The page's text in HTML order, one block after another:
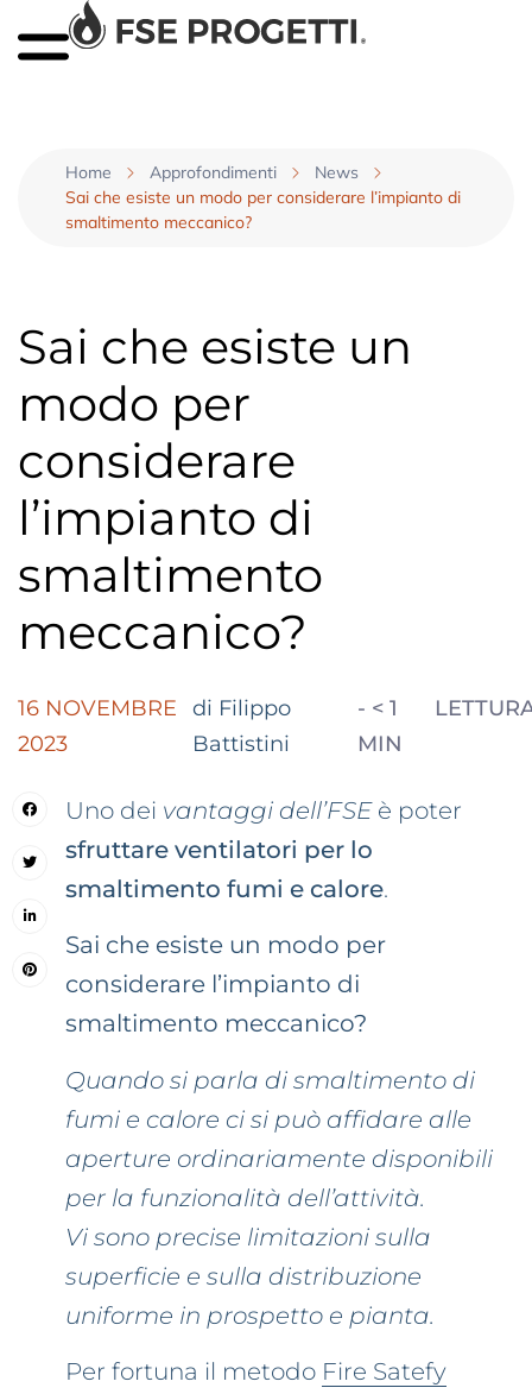
Home Approfondimenti
News
Sai che esiste un modo per considerare l’impianto di
smaltimento meccanico?
Sai che esiste un
modo per
considerare
l’impianto di
smaltimento
meccanico?
16 NOVEMBRE
2023
di Filippo
Battistini
- < 1
MIN
Uno dei vantaggi dell’FSEè poter
sfruttare ventilatori per lo
smaltimento fumi e calore.
Sai che esiste un modo per
considerare l’impianto di
smaltimento meccanico?
Quando si parla di smaltimento di
fumi e calore ci si può affidare alle
aperture ordinariamente disponibili
per la funzionalità dell’attività.
Vi sono precise limitazioni sulla
superficie e sulla distribuzione
uniforme in prospetto e pianta.
Per fortuna il metodo Fire Satefy